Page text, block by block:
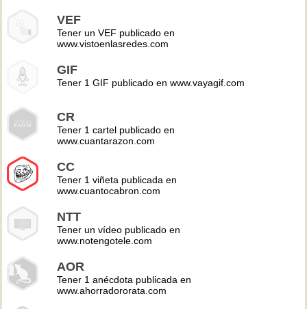
VEF
Tener un VEF publicado en
www.vistoenlasredes.com
GIF
Tener 1 GIF publicado en www.vayagif.com
CR
Tener 1 cartel publicado en
www.cuantarazon.com
CC
Tener 1 viñeta publicada en
www.cuantocabron.com
NTT
Tener un vídeo publicado en
www.notengotele.com
AOR
Tener 1 anécdota publicada en
www.ahorradororata.com